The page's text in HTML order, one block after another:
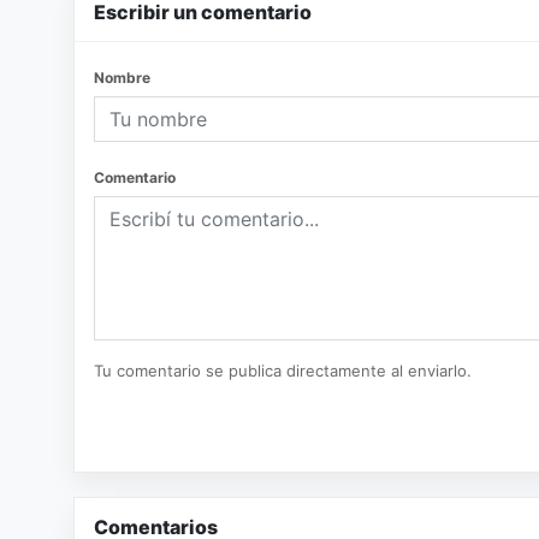
Escribir un comentario
Nombre
Comentario
Tu comentario se publica directamente al enviarlo.
Comentarios